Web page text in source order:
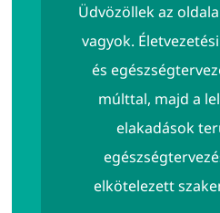
Üdvözöllek az
vagyok.
és
múlttal, majd a
elakadások
elkötelezett